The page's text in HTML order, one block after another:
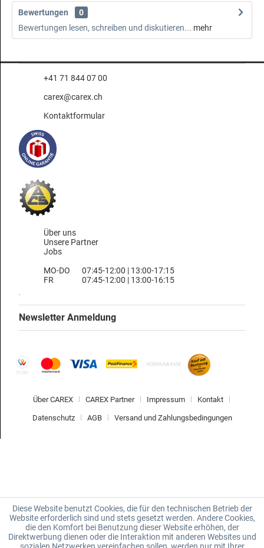
Bewertungen
0
Bewertungen lesen, schreiben und diskutieren... mehr
+41 71 844 07 00
carex@carex.ch
Kontaktformular
Über uns
Unsere Partner
Jobs
MO-DO
FR
07:45-12:00 | 13:00-17:15
07:45-12:00 | 13:00-16:15
Newsletter Anmeldung
Über CAREX CAREX Partner Impressum Kontakt
Datenschutz AGB Versand und Zahlungsbedingungen
Diese Website benutzt Cookies, die für den technischen Betrieb der
Website erforderlich sind und stets gesetzt werden. Andere Cookies,
die den Komfort bei Benutzung dieser Website erhöhen, der
Direktwerbung dienen oder die Interaktion mit anderen Websites und